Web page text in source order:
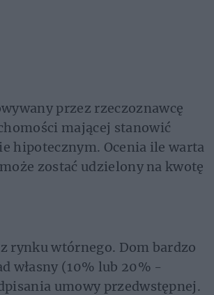
przez rzeczoznawcę
mającej stanowić
hipotecznym. Ocenia ile warta
zostać udzielony na kwotę
rynku wtórnego. Dom bardzo
własny (10% lub 20% -
umowy przedwstępnej.